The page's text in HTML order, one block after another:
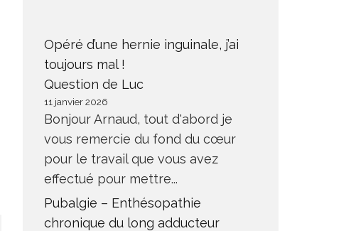
Opéré d’une hernie inguinale, j’ai
toujours mal !
Question de Luc
11 janvier 2026
Bonjour Arnaud, tout d'abord je
vous remercie du fond du cœur
pour le travail que vous avez
effectué pour mettre...
Pubalgie – Enthésopathie
chronique du long adducteur